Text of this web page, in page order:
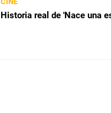
Historia real de 'Nace una